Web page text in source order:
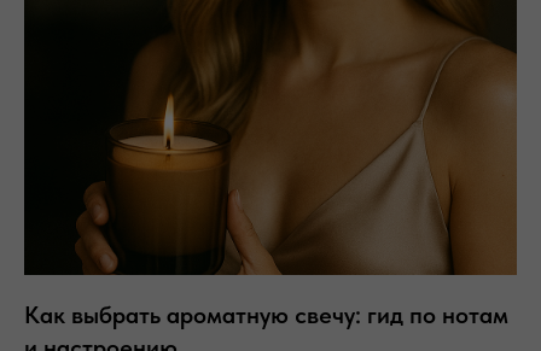
Как выбрать ароматную свечу: гид по нотам